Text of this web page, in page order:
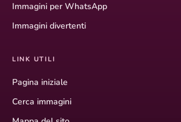
Immagini per WhatsApp
Immagini divertenti
LINK UTILI
Pagina iniziale
Cerca immagini